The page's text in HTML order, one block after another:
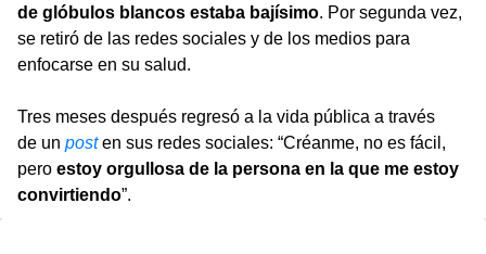
de glóbulos blancos estaba bajísimo. Por segunda vez,
se retiró de las redes sociales y de los medios para
enfocarse en su salud.
Tres meses después regresó a la vida pública a través
de un post en sus redes sociales: “Créanme, no es fácil,
pero estoy orgullosa de la persona en la que me estoy
convirtiendo”.